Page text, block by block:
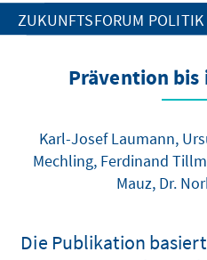
ZUKUNFTSFORUM POLITIK
Prävention bis
Karl-Josef Laumann,
Mechling, Ferdinand
Mauz, Dr.
Die Publikation